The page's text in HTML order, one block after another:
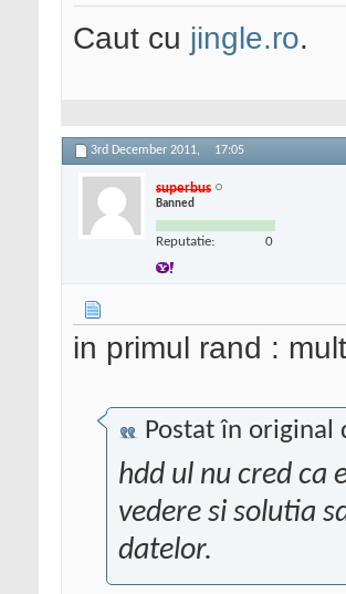
Caut cu jingle.ro.
3rd December 2011, 17:05
superbus
Banned
Reputatie: 0
in primul rand :
Postat în original
hdd ul nu cred ca
vedere si solutia
datelor.